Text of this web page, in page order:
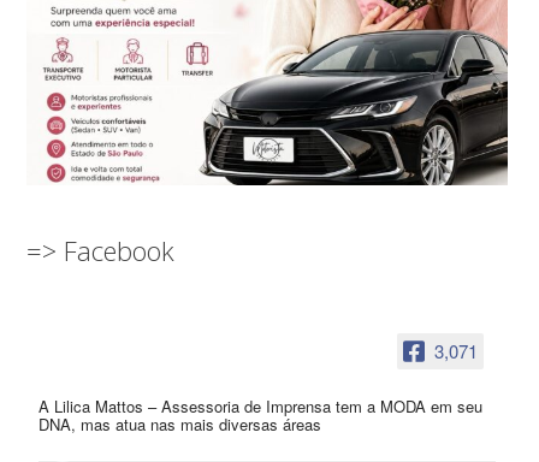
=> Facebook
3,071
A Lilica Mattos – Assessoria de Imprensa tem a MODA em seu
DNA, mas atua nas mais diversas áreas